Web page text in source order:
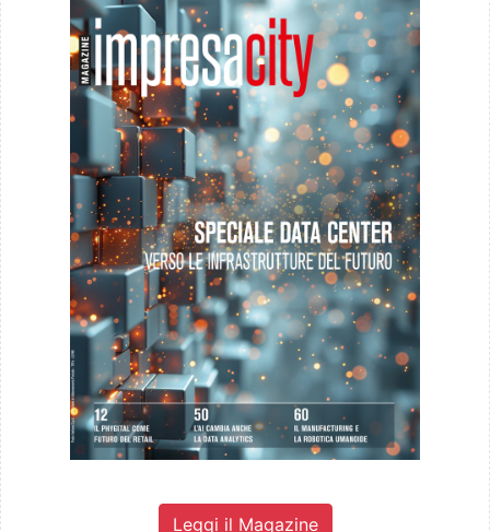
Leggi il Magazine